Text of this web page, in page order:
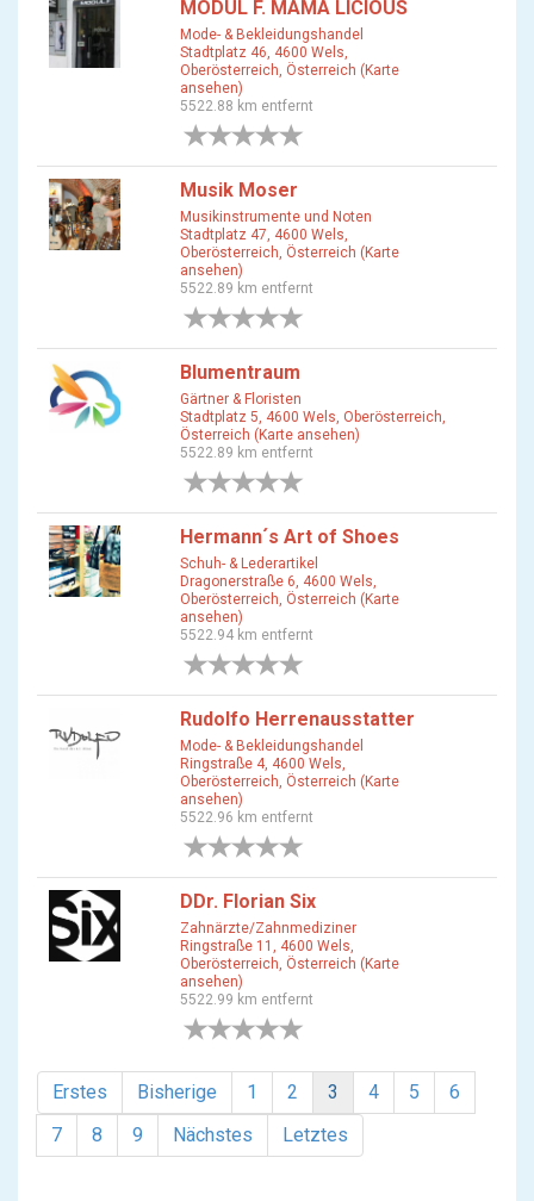
MODUL F. MAMA LICIOUS
Mode- & Bekleidungshandel
Stadtplatz 46, 4600 Wels,
Oberösterreich, Österreich (Karte
ansehen)
5522.88 km entfernt
Musik Moser
Musikinstrumente und Noten
Stadtplatz 47, 4600 Wels,
Oberösterreich, Österreich (Karte
ansehen)
5522.89 km entfernt
Blumentraum
Gärtner & Floristen
Stadtplatz 5, 4600 Wels, Oberösterreich,
Österreich (Karte ansehen)
5522.89 km entfernt
Hermann´s Art of Shoes
Schuh- & Lederartikel
Dragonerstraße 6, 4600 Wels,
Oberösterreich, Österreich (Karte
ansehen)
5522.94 km entfernt
Rudolfo Herrenausstatter
Mode- & Bekleidungshandel
Ringstraße 4, 4600 Wels,
Oberösterreich, Österreich (Karte
ansehen)
5522.96 km entfernt
DDr. Florian Six
Zahnärzte/Zahnmediziner
Ringstraße 11, 4600 Wels,
Oberösterreich, Österreich (Karte
ansehen)
5522.99 km entfernt
Erstes Bisherige 1 2 3 4 5
6
7
8 9 Nächstes Letztes